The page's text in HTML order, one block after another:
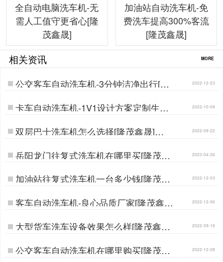
全自动电脑洗车机-无
需人工值守更省心[隆
茂鑫晟]
加油站自动洗车机-免
费洗车提高300%客流
[隆茂鑫晟]
相关资讯 MORE
公交客车自动洗车机-3分钟洁净出行[隆
茂鑫晟]…
2022-12-23
卡车自动洗车机-1V1设计方案定制生产
[隆茂鑫晟]…
2022-10-09
双层巴士洗车机怎么选择[隆茂鑫晟]… 2022-09-22
岳阳龙门往复式洗车机在哪里买[隆茂鑫
晟]…
2023-04-26
加油站往复式洗车机一台多少钱[隆茂鑫
晟]…
2022-12-03
客车自动洗车机-良心品质厂家[隆茂鑫
晟]…
2022-12-06
大型货车洗车设备效果怎么样[隆茂鑫晟]
…
2022-09-18
公交客车自动洗车机在哪里购买[隆茂鑫
晟]…
2022-12-28